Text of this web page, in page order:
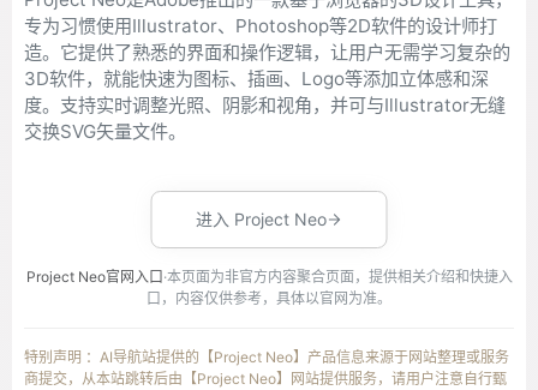
专为习惯使用Illustrator、Photoshop等2D软件的设计师打
造。它提供了熟悉的界面和操作逻辑，让用户无需学习复杂的
3D软件，就能快速为图标、插画、Logo等添加立体感和深
度。支持实时调整光照、阴影和视角，并可与Illustrator无缝
交换SVG矢量文件。
进入 Project Neo
Project Neo官网入口 ·本页面为非官方内容聚合页面，提供相关介绍和快捷入
口，内容仅供参考，具体以官网为准。
特别声明 ：AI导航站提供的【Project Neo】产品信息来源于网站整理或服务
商提交，从本站跳转后由【Project Neo】网站提供服务，请用户注意自行甄